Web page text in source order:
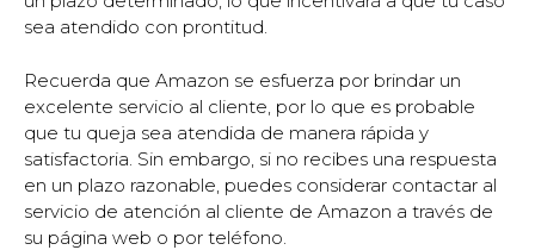
sea atendido con prontitud.
Recuerda que Amazon se esfuerza por brindar un
excelente servicio al cliente, por lo que es probable
que tu queja sea atendida de manera rápida y
satisfactoria. Sin embargo, si no recibes una respuesta
en un plazo razonable, puedes considerar contactar al
servicio de atención al cliente de Amazon a través de
su página web o por teléfono.